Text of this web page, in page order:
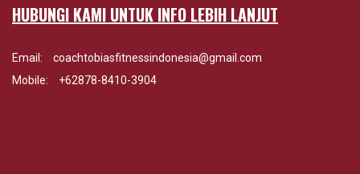
HUBUNGI KAMI UNTUK INFO LEBIH LANJUT
Email:
coachtobiasfitnessindonesia@gmail.com
Mobile:
+62878-8410-3904